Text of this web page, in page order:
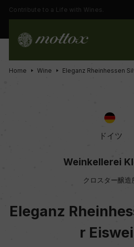
Contribute to a Life with Wines.
Home Wine Eleganz Rheinhessen
ドイツ
Weinkellerei
クロスター醸造
Eleganz
r